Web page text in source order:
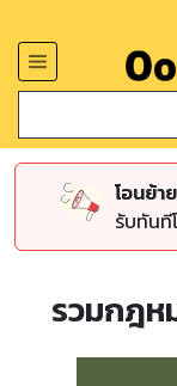
โอนย้า
รับทันที
รวมกฎห